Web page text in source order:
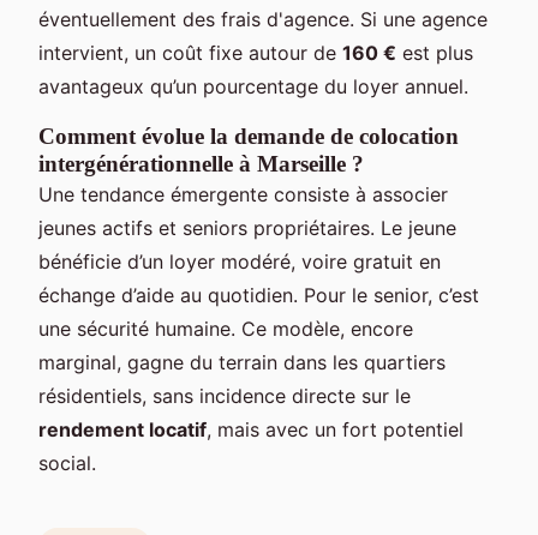
éventuellement des frais d'agence. Si une agence
intervient, un coût fixe autour de 160 € est plus
avantageux qu’un pourcentage du loyer annuel.
Comment évolue la demande de colocation
intergénérationnelle à Marseille ?
Une tendance émergente consiste à associer
jeunes actifs et seniors propriétaires. Le jeune
bénéficie d’un loyer modéré, voire gratuit en
échange d’aide au quotidien. Pour le senior, c’est
une sécurité humaine. Ce modèle, encore
marginal, gagne du terrain dans les quartiers
résidentiels, sans incidence directe sur le
rendement locatif, mais avec un fort potentiel
social.